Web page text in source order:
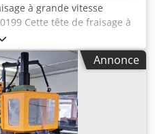
à grande vitesse
0199 Cette tête de fraisage à
FP 1 / 2 / 3 / 4.
une plaque intermédiaire
Rybopnsa Porte-broche SK
- 2000 + 125 - 6300
outils Siegfried Volz
44143 Dortmund - Wambel
Annonce